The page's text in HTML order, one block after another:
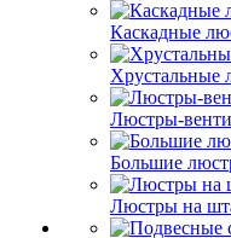
Каскадные
Хрустальные
Люстры-
Большие
Люстры на